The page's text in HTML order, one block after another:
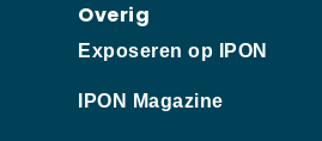
Overig
Exposeren op IPON
IPON Magazine